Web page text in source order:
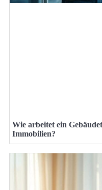
Wie arbeitet ein
Immobilien?